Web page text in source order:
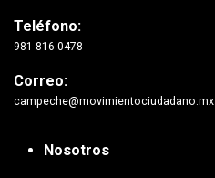
Teléfono:
981 816 0478
Correo:
campeche@movimientociudadano.mx
Nosotros